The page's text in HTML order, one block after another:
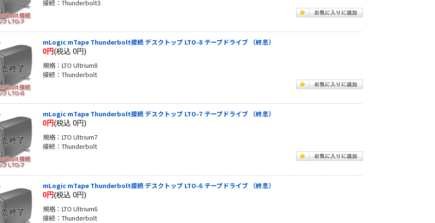
接続：Thunderbolt3
mLogic mTape Thunderbolt接続 デスクトップ LTO-8 テープドライブ （終息）
0円(税込 0円)
規格：LTO Ultrium8
接続：Thunderbolt
mLogic mTape Thunderbolt接続 デスクトップ LTO-7 テープドライブ （終息）
0円(税込 0円)
規格：LTO Ultrium7
接続：Thunderbolt
mLogic mTape Thunderbolt接続 デスクトップ LTO-6 テープドライブ （終息）
0円(税込 0円)
規格：LTO Ultrium6
接続：Thunderbolt